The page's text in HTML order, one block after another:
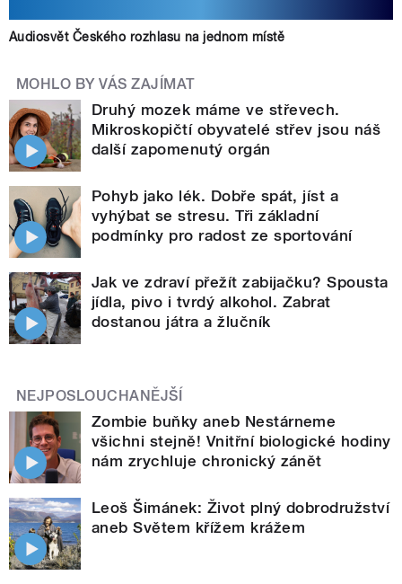
Audiosvět Českého rozhlasu na jednom místě
MOHLO BY VÁS ZAJÍMAT
Druhý mozek máme ve střevech.
Mikroskopičtí obyvatelé střev jsou náš
další zapomenutý orgán
Pohyb jako lék. Dobře spát, jíst a
vyhýbat se stresu. Tři základní
podmínky pro radost ze sportování
Jak ve zdraví přežít zabijačku? Spousta
jídla, pivo i tvrdý alkohol. Zabrat
dostanou játra a žlučník
NEJPOSLOUCHANĚJŠÍ
Zombie buňky aneb Nestárneme
všichni stejně! Vnitřní biologické hodiny
nám zrychluje chronický zánět
Leoš Šimánek: Život plný dobrodružství
aneb Světem křížem krážem